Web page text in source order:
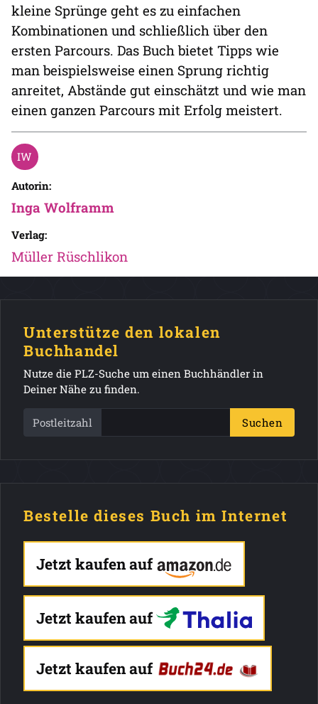
kleine Sprünge geht es zu einfachen
Kombinationen und schließlich über den
ersten Parcours. Das Buch bietet Tipps wie
man beispielsweise einen Sprung richtig
anreitet, Abstände gut einschätzt und wie man
einen ganzen Parcours mit Erfolg meistert.
Autorin:
Inga Wolframm
Verlag:
Müller Rüschlikon
Unterstütze den lokalen
Buchhandel
Nutze die PLZ-Suche um einen Buchhändler in
Deiner Nähe zu finden.
Postleitzahl Suchen
Bestelle dieses Buch im Internet
Jetzt kaufen auf
Jetzt kaufen auf
Jetzt kaufen auf